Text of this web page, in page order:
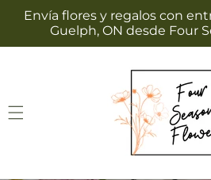
directamente
al contenido
Envía flores y regalos con
Guelph, ON desde Four